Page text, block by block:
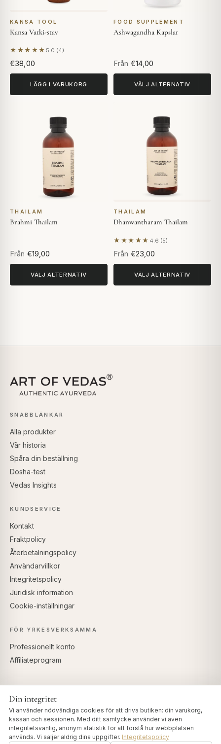
KANSA TOOL
Kansa Vatki-stav
★★★★★ 5.0 (4)
Baserat på 4 recensioner
€38,00
LÄGG I VARUKORG
FOOD SUPPLEMENT
Ashwagandha Kapslar
Från €14,00
VÄLJ ALTERNATIV
THAILAM
Brahmi Thailam
Från €19,00
VÄLJ ALTERNATIV
THAILAM
Dhanwantharam Thailam
★★★★★ 4.6 (5)
Baserat på 5 recensioner
Från €23,00
VÄLJ ALTERNATIV
SNABBLÄNKAR
Alla produkter
Vår historia
Spåra din beställning
Dosha-test
Vedas Insights
KUNDSERVICE
Kontakt
Fraktpolicy
Återbetalningspolicy
Användarvillkor
Integritetspolicy
Juridisk information
Cookie-inställningar
FÖR YRKESVERKSAMMA
Professionellt konto
Affiliateprogram
Din integritet
Vi använder nödvändiga cookies för att driva butiken: din varukorg,
kassan och sessionen. Med ditt samtycke använder vi även
integritetsvänlig, anonym statistik för att förstå hur webbplatsen
används. Vi säljer aldrig dina uppgifter. Integritetspolicy